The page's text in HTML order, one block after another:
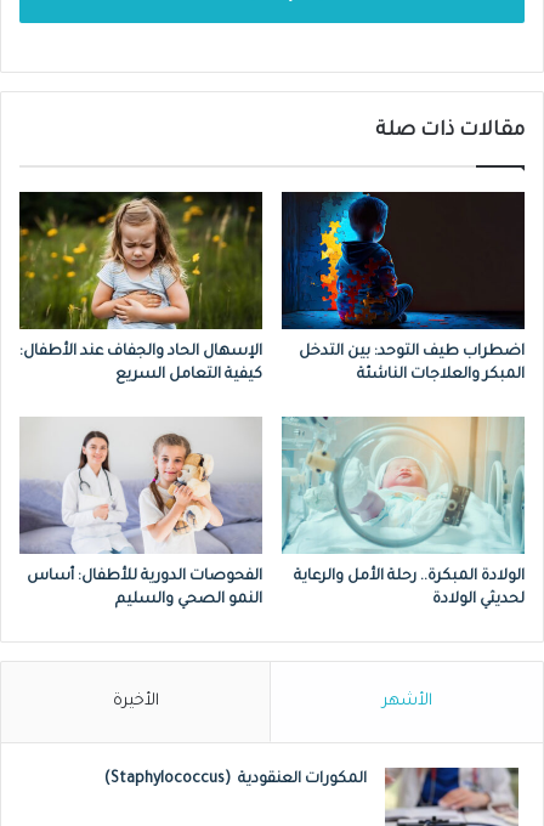
وبعض أنواع السرطانات ومرض الزهايمر.
الجرعة الموصى بها هي :
قبل الحمل: 400 ميكروجرام = 4 مجم.
الثلث الأول من الحمل: 400 ميكروجرام = 4
من الشهر الرابع إلى الشهر التاسع من
الحمل: 600 ميكروجرام = 6 مجم.
مجم.
مقالات ذات صلة
اضطراب طيف التوحد: بين التدخل
المبكر والعلاجات الناشئة
الإسهال الحاد والجفاف عند الأطفال:
كيفية التعامل السريع
الولادة المبكرة.. رحلة الأمل والرعاية
لحديثي الولادة
الفحوصات الدورية للأطفال: أساس
النمو الصحي والسليم
الأشهر الأخيرة
المكورات العنقودية (Staphylococcus)